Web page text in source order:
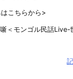
こちらから>
＜モンゴル民話Live-